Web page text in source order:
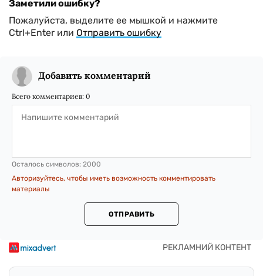
Заметили ошибку?
Пожалуйста, выделите ее мышкой и нажмите
Ctrl+Enter или Отправить ошибку
Добавить комментарий
Всего комментариев: 0
Осталось символов: 2000
Авторизуйтесь, чтобы иметь возможность комментировать
материалы
ОТПРАВИТЬ